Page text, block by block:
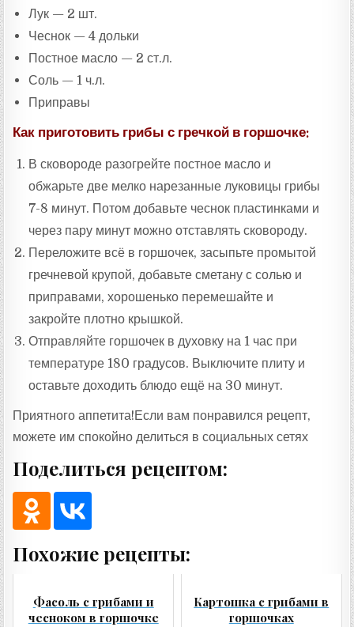
Лук — 2 шт.
Чеснок — 4 дольки
Постное масло — 2 ст.л.
Соль — 1 ч.л.
Приправы
Как приготовить грибы с гречкой в горшочке:
В сковороде разогрейте постное масло и
обжарьте две мелко нарезанные луковицы грибы
7-8 минут. Потом добавьте чеснок пластинками и
через пару минут можно отставлять сковороду.
Переложите всё в горшочек, засыпьте промытой
гречневой крупой, добавьте сметану с солью и
приправами, хорошенько перемешайте и
закройте плотно крышкой.
Отправляйте горшочек в духовку на 1 час при
температуре 180 градусов. Выключите плиту и
оставьте доходить блюдо ещё на 30 минут.
Приятного аппетита!Если вам понравился рецепт,
можете им спокойно делиться в социальных сетях
Поделиться рецептом:
Похожие рецепты:
Фасоль с грибами и
чесноком в горшочке
Картошка с грибами в
горшочках